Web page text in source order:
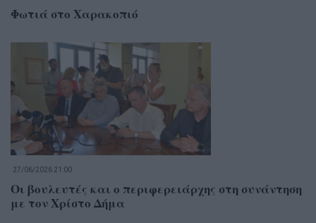
Φωτιά στο Χαρακοπιό
27/06/2026 21:00
Οι βουλευτές και ο περιφερειάρχης στη συνάντηση
με τον Χρίστο Δήμα